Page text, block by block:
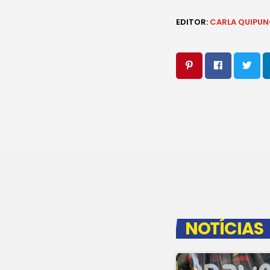
EDITOR: CARLA
NOTÍCIAS